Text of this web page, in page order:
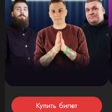
Купить билет